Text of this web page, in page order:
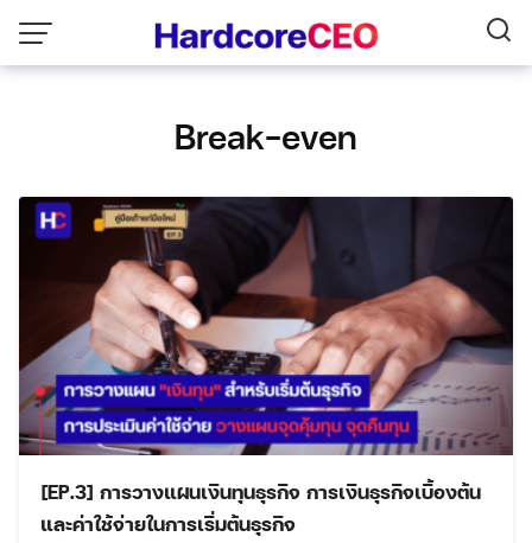
content
Break-even
[EP.3] การวางแผนเงินทุนธุรกิจ การเงินธุรกิจเบื้องต้น
และค่าใช้จ่ายในการเริ่มต้นธุรกิจ